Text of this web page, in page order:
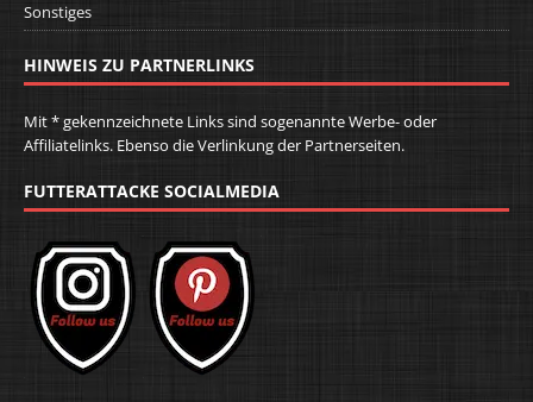
Sonstiges
HINWEIS ZU PARTNERLINKS
Mit * gekennzeichnete Links sind sogenannte Werbe- oder
Affiliatelinks. Ebenso die Verlinkung der Partnerseiten.
FUTTERATTACKE SOCIALMEDIA